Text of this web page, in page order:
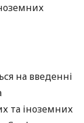
на введенні
та іноземних